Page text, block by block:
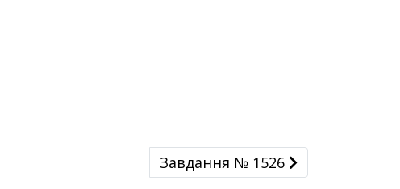
Завдання № 1526
Завдання № 1526